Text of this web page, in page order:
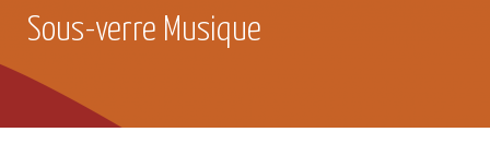
Sous-verre Musique